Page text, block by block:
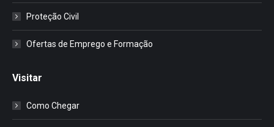
Proteção Civil
Ofertas de Emprego e Formação
Visitar
Como Chegar